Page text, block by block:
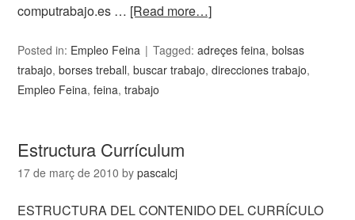
computrabajo.es … [Read more…]
Posted in: Empleo Feina Tagged:adreçes feina,bolsas
trabajo,borses treball,buscar trabajo,direcciones trabajo,
Empleo Feina,feina,trabajo
Estructura Currículum
17 de març de 2010 bypascalcj
ESTRUCTURA DEL CONTENIDO DEL CURRÍCULO